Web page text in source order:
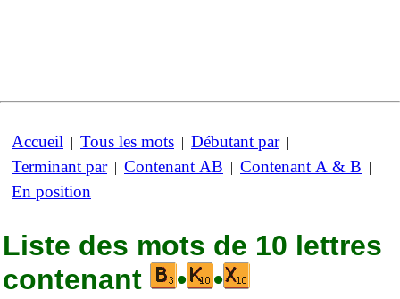
Accueil | Tous les mots | Débutant par|
Terminant par| Contenant AB | Contenant A & B |
En position
Liste des mots de 10 lettres
contenant
• •